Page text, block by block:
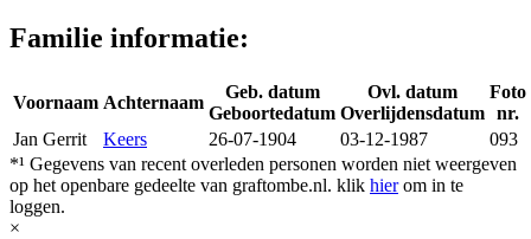
Familie informatie:
Voornaam Achternaam
Geb. datum
Geboortedatum
Ovl. datum
Overlijdensdatum
Foto
nr.
Jan Gerrit
Keers 26-07-1904 03-12-1987
093
*¹ Gegevens van recent overleden personen worden niet weergeven
op het openbare gedeelte van graftombe.nl. klik hierom in te
loggen.
×